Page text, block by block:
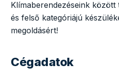
Klímaberendezéseink
és felső kategóriájú
megoldásért!
Cégadatok